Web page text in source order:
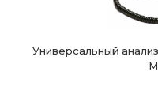
Универсальный